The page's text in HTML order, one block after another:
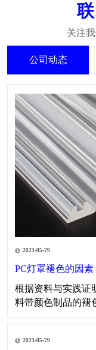
公司动态
2023-05-29
PC灯罩褪色的因素
根据资料与实践证
料带颜色制品的褪
树脂和防老化助剂
2023-05-29